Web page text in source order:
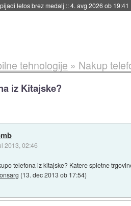
letos brez medalj ::4. avg 2026 ob 19:41
tehnologije » Nakup
iz Kitajske?
2013, 02:46
telefona iz kitajske? Katere spletne
(13. dec 2013 ob 17:54)